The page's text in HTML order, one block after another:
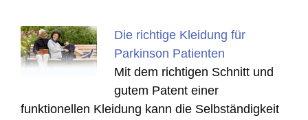
Die richtige Kleidung für
Parkinson Patienten
Mit dem richtigen Schnitt und
gutem Patent einer
funktionellen Kleidung kann die Selbständigkeit